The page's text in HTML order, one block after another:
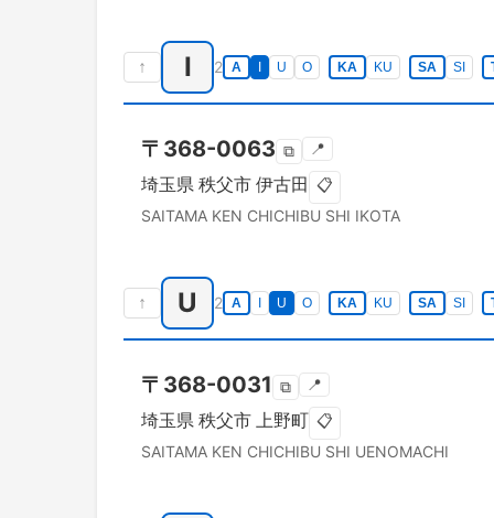
↑ I 2 A U O KA KU SA SI
〒 368-0063 ⧉ 📍
埼玉県 秩父市 伊古田 📋
SAITAMA KEN CHICHIBU SHI IKOTA
↑ U 2 A U O KA KU SA SI
〒 368-0031 ⧉ 📍
埼玉県 秩父市 上野町 📋
SAITAMA KEN CHICHIBU SHI UENOMACHI